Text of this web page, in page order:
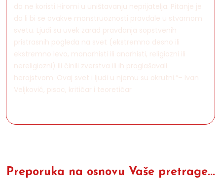
da ne koristi Hiromi u uništavanju neprijatelja. Pitanje je
da li bi se ovakve monstruoznosti pravdale u stvarnom
svetu. Ljudi su uvek zarad pravdanja sopstvenih
pristrasnih pogleda na svet (ekstremno desno ili
ekstremno levo, monarhisti ili anarhisti, religiozni ili
nereligiozni) ili činili zverstva ili ih proglašavali
herojstvom. Ovaj svet i ljudi u njemu su okrutni.“– Ivan
Veljković, pisac, kritičar i teoretičar
Preporuka na osnovu Vaše pretrage...